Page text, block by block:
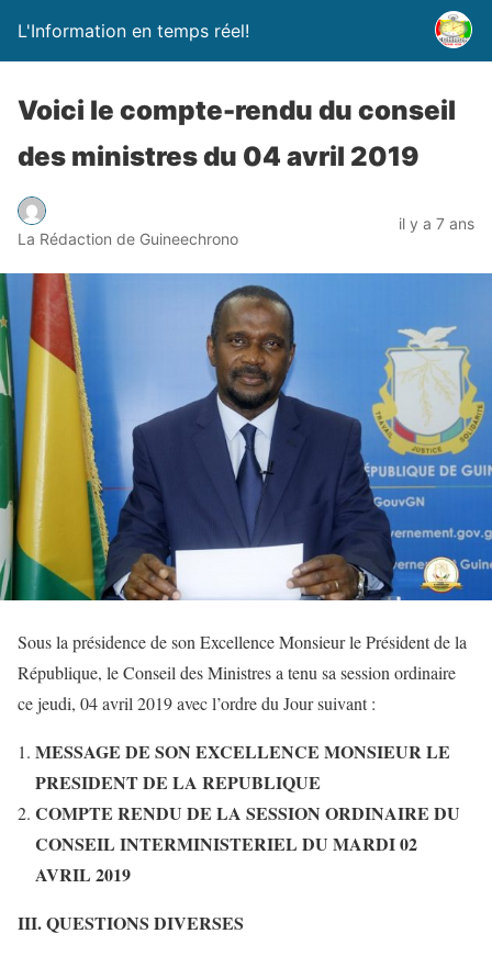
L'Information en temps réel!
Voici le compte-rendu du conseil
des ministres du 04 avril 2019
La Rédaction de Guineechrono
il y a 7 ans
Sous la présidence de son Excellence Monsieur le Président de la
République, le Conseil des Ministres a tenu sa session ordinaire
ce jeudi, 04 avril 2019 avec l’ordre du Jour suivant :
MESSAGE DE SON EXCELLENCE MONSIEUR LE
PRESIDENT DE LA REPUBLIQUE
COMPTE RENDU DE LA SESSION ORDINAIRE DU
CONSEIL INTERMINISTERIEL DU MARDI 02
AVRIL 2019
III. QUESTIONS DIVERSES